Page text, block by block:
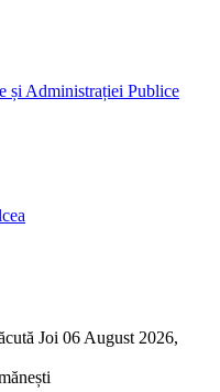
și Administrației Publice
Joi 06 August 2026,